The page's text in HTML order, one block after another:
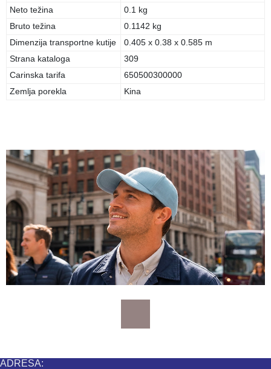
Neto težina
0.1 kg
Bruto težina
0.1142 kg
Dimenzija transportne kutije
0.405 x 0.38 x 0.585 m
Strana kataloga
309
Carinska tarifa
650500300000
Zemlja porekla
Kina
ADRESA: